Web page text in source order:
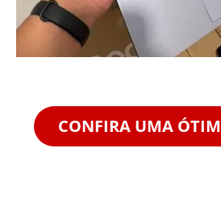
CONFIRA UMA